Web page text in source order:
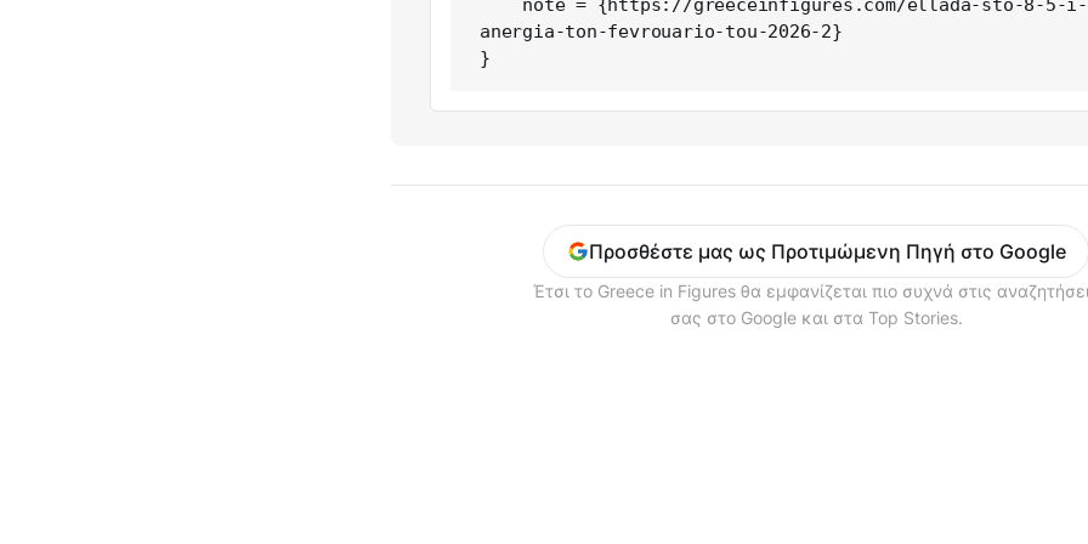
anergia-ton-fevrouario-tou-2026-2}
}
Προσθέστε μας ως Προτιμώμενη Πηγή στο Google
Έτσι το Greece in Figures θα εμφανίζεται πιο συχνά στις
σας στο Google και στα Top Stories.